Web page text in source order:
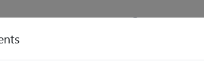
Comment ça
ANIMAUX à Putanges-le-Lac : Garde chien